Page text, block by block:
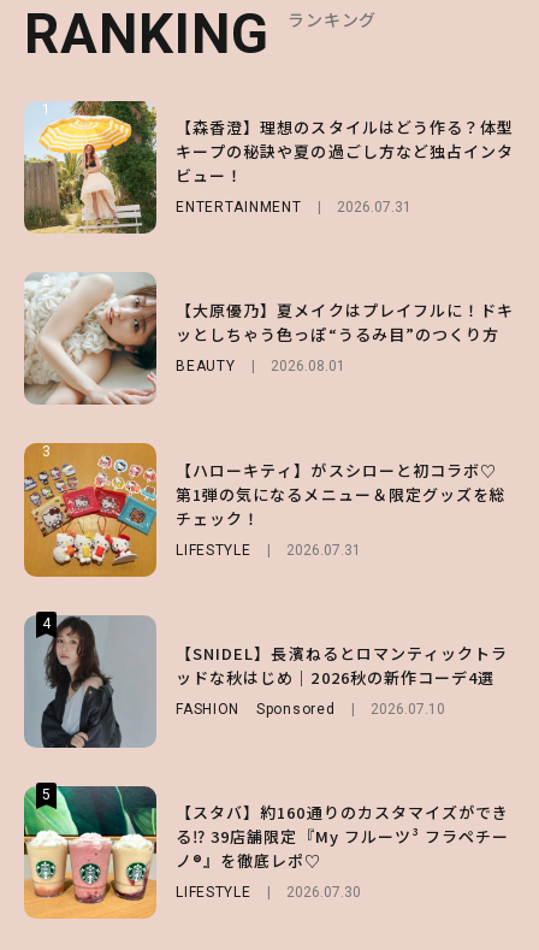
RANKING ランキング
1
【森香澄】理想のスタイルはどう作る？体型
キープの秘訣や夏の過ごし方など独占インタ
ビュー！
ENTERTAINMENT 2026.07.31
2
【大原優乃】夏メイクはプレイフルに！ドキ
ッとしちゃう色っぽ“うるみ目”のつくり方
BEAUTY 2026.08.01
3
【ハローキティ】がスシローと初コラボ♡
第1弾の気になるメニュー＆限定グッズを総
チェック！
LIFESTYLE 2026.07.31
4
【SNIDEL】長濱ねるとロマンティックトラ
ッドな秋はじめ｜2026秋の新作コーデ4選
FASHION Sponsored 2026.07.10
5
【スタバ】約160通りのカスタマイズができ
る⁉ 39店舗限定『My フルーツ³ フラペチー
ノ®』を徹底レポ♡
LIFESTYLE 2026.07.30
RANKING ランキング
1
【ハローキティ】がスシローと初コラボ♡
第1弾の気になるメニュー＆限定グッズを総
チェック！
LIFESTYLE 2026.07.31
2
【齋藤飛鳥】人生初のロブに！「意外としっ
くりくるし、すごく新鮮で心地いい」ヘアカ
ットの様子を独占でお届け♡
ENTERTAINMENT
3
【スタバ】約160通りのカスタマイズができ
る⁉ 39店舗限定『My フルーツ³ フラペチー
ノ®』を徹底レポ♡
LIFESTYLE 2026.07.30
4
【大原優乃】夏メイクはプレイフルに！ドキ
ッとしちゃう色っぽ“うるみ目”のつくり方
BEAUTY 2026.08.01
5
【SNIDEL】長濱ねるとロマンティックトラ
ッドな秋はじめ｜2026秋の新作コーデ4選
RANKING ランキング
1
【SNIDEL】長濱ねるとロマンティックトラ
ッドな秋はじめ｜2026秋の新作コーデ4選
2
【付録】総柄ハローキティが可愛すぎ♡ 紀
ノ国屋コラボの“優秀保冷バッグ”は夏の強
い味方！【オトナミューズ9月号増刊】
3
【谷まりあ】夏は“シアースカート”でさり
げなく肌見せ！透け感のニュアンスを楽しめ
るマストハブアイテム4選
FASHION 2026.07.19
4
月直伝♡ ドライシャンプー「バティスト」
を使ったプロ級スタイリング3選
Sponsored
5
【ハローキティ】がスシローと初コラボ♡
第1弾の気になるメニュー＆限定グッズを総
チェック！
LIFESTYLE 2026.07.31